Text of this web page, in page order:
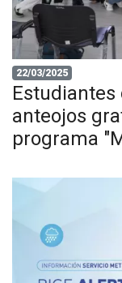
22/03/2025
Estudiantes
anteojos
programa